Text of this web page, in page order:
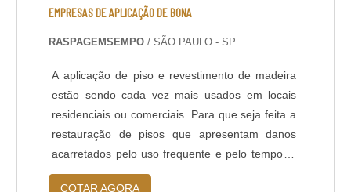
EMPRESAS DE APLICAÇÃO DE BONA
RASPAGEMSEMPO / SÃO PAULO - SP
A aplicação de piso e revestimento de madeira
estão sendo cada vez mais usados em locais
residenciais ou comerciais. Para que seja feita a
restauração de pisos que apresentam danos
acarretados pelo uso frequente e pelo tempo, é
importante que seja feita a manutenção por
COTAR AGORA